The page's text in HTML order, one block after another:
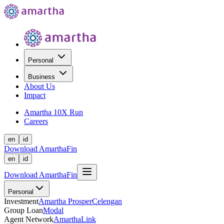
Personal
Business
About Us
Impact
Amartha 10X Run
Careers
en id
Download AmarthaFin
en id
Download AmarthaFin
Personal
InvestmentAmartha ProsperCelengan
Group LoanModal
Agent NetworkAmarthaLink